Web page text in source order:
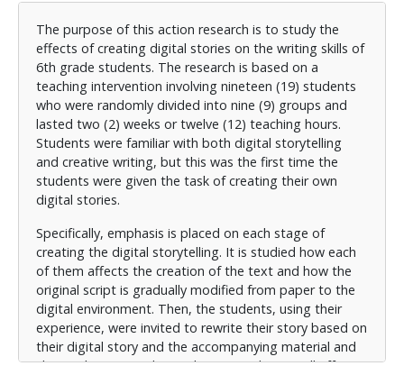
συνοδό υλικό που δημιούργησαν, ώστε να διαφανεί
η συνολική επίδραση της δημιουργίας ψηφιακών
ιστοριών και να διαπιστωθεί κατά πόσο τα κείμενα
παρουσιάζονται ποιοτικότερα και σε ποια
χαρακτηριστικά.
Λαμβάνονται υπόψη και εξετάζονται παράλληλα ο
ρόλος του ψηφιακού εργαλείου Canva, το οποίο
αξιολογείται αν και κατά πόσο ήταν κατάλληλο για
την παρούσα δραστηριότητα, καθώς και το κατά πόσο
οι μαθητές είχαν προϋποθέσεις δημιουργικής
συνεργασίας ώστε να επιτύχουν δημιουργικά
αποτελέσματα στο πλαίσιο της ομάδας τους.
Τα αποτελέσματα της έρευνας φανερώνουν πως η
δημιουργία ψηφιακών ιστοριών από τους μαθητές
συντελεί στην ποιοτικότερη παραγωγή γραπτού
λόγου, αφού τα τελικά κείμενα παρουσιάζονται
βελτιωμένα σε επίπεδο συνολικής δομής, λέξης και
The purpose of this action research is to study the
effects of creating digital stories on the writing skills of
6th grade students. The research is based on a
teaching intervention involving nineteen (19) students
who were randomly divided into nine (9) groups and
lasted two (2) weeks or twelve (12) teaching hours.
Students were familiar with both digital storytelling
and creative writing, but this was the first time the
students were given the task of creating their own
digital stories.
Specifically, emphasis is placed on each stage of
creating the digital storytelling. It is studied how each
of them affects the creation of the text and how the
original script is gradually modified from paper to the
digital environment. Then, the students, using their
experience, were invited to rewrite their story based on
their digital story and the accompanying material and
sheets they created, in order to see the overall effect